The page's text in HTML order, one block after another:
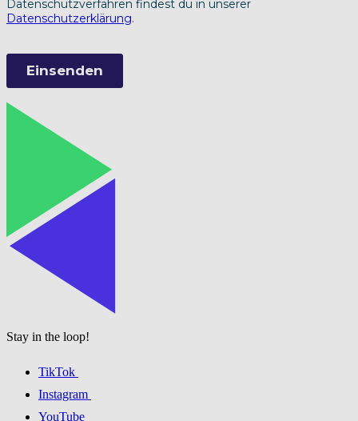
Stay in the loop!
TikTok
Instagram
YouTube